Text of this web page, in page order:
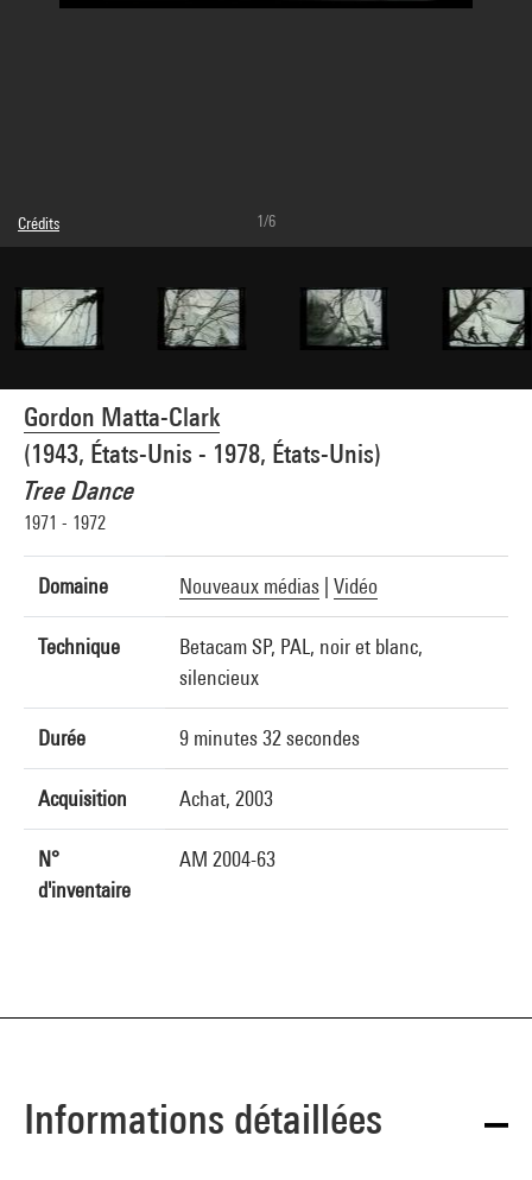
Gordon Matta-Clark
(1943, États-Unis - 1978, États-Unis)
Tree Dance
1971 - 1972
Domaine Nouveaux médias Vidéo
Technique
Betacam SP, PAL, noir et blanc,
silencieux
Durée 9 minutes 32 secondes
Acquisition Achat, 2003
N°
d'inventaire
AM 2004-63
Crédits
Légende : Vue moniteur
Crédit photographique : Centre Pompidou, MNAM-CCI/Dist. GrandPalaisRmn
Réf. image : 4N94590
Diffusion image :
GrandPalaisRmnPhoto
1/6
Informations détaillées